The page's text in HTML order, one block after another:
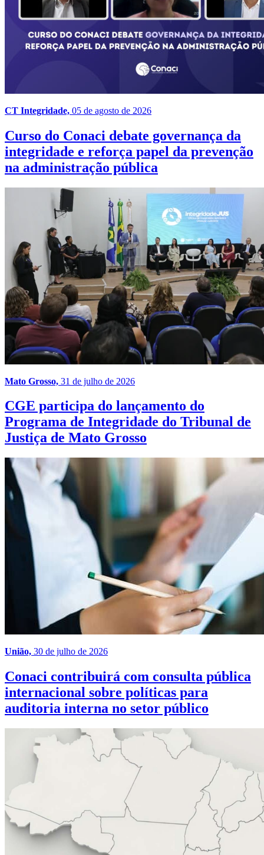
CT Integridade, 05 de agosto de 2026
Curso do Conaci debate governança da
integridade e reforça papel da prevenção
na administração pública
Mato Grosso, 31 de julho de 2026
CGE participa do lançamento do
Programa de Integridade do Tribunal de
Justiça de Mato Grosso
União, 30 de julho de 2026
Conaci contribuirá com consulta pública
internacional sobre políticas para
auditoria interna no setor público